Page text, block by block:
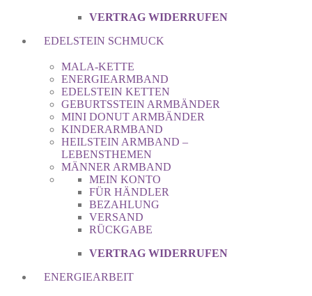
VERTRAG WIDERRUFEN
EDELSTEIN SCHMUCK
MALA-KETTE
ENERGIEARMBAND
EDELSTEIN KETTEN
GEBURTSSTEIN ARMBÄNDER
MINI DONUT ARMBÄNDER
KINDERARMBAND
HEILSTEIN ARMBAND –
LEBENSTHEMEN
MÄNNER ARMBAND
MEIN KONTO
FÜR HÄNDLER
BEZAHLUNG
VERSAND
RÜCKGABE
VERTRAG WIDERRUFEN
ENERGIEARBEIT